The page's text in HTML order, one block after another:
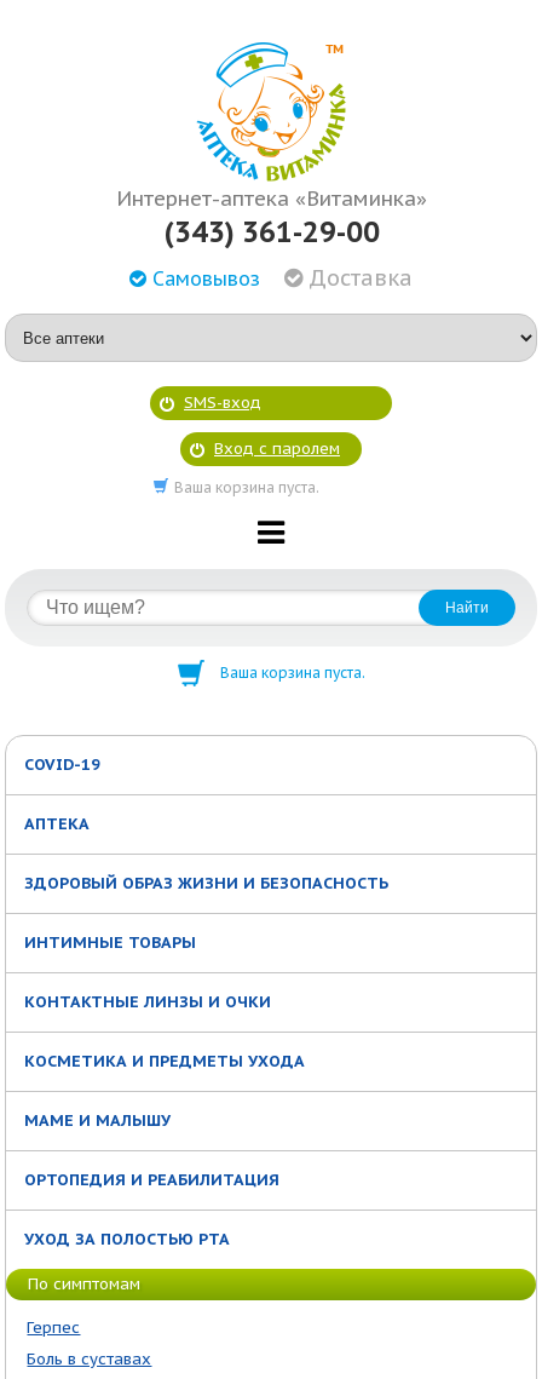
Интернет-аптека «Витаминка»
(343) 361-29-00
Самовывоз Доставка
SMS-вход
Вход с паролем
Ваша корзина пуста.
Ваша корзина пуста.
COVID-19
АПТЕКА
ЗДОРОВЫЙ ОБРАЗ ЖИЗНИ И БЕЗОПАСНОСТЬ
ИНТИМНЫЕ ТОВАРЫ
КОНТАКТНЫЕ ЛИНЗЫ И ОЧКИ
КОСМЕТИКА И ПРЕДМЕТЫ УХОДА
МАМЕ И МАЛЫШУ
ОРТОПЕДИЯ И РЕАБИЛИТАЦИЯ
УХОД ЗА ПОЛОСТЬЮ РТА
По симптомам
Герпес
Боль в суставах